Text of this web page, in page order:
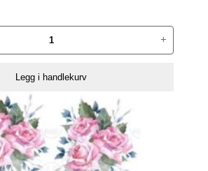
+
Legg i handlekurv